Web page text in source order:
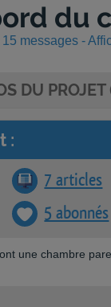
du
messages -
DU PROJET
:
7 articles
5 abonnés
une chambre